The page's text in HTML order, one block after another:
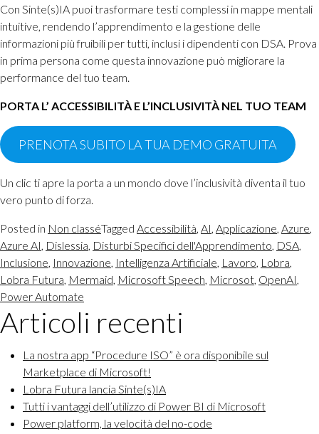
Con Sinte(s)IA puoi trasformare testi complessi in mappe mentali
intuitive, rendendo l’apprendimento e la gestione delle
informazioni più fruibili per tutti, inclusi i dipendenti con DSA. Prova
in prima persona come questa innovazione può migliorare la
performance del tuo team.
PORTA L’ ACCESSIBILITÀ E L’INCLUSIVITÀ NEL TUO TEAM
PRENOTA SUBITO LA TUA DEMO GRATUITA
Un clic ti apre la porta a un mondo dove l’inclusività diventa il tuo
vero punto di forza.
Posted in Non classéTagged Accessibilità, AI, Applicazione, Azure,
Azure AI, Dislessia, Disturbi Specifici dell'Apprendimento, DSA,
Inclusione, Innovazione, Intelligenza Artificiale, Lavoro, Lobra,
Lobra Futura, Mermaid, Microsoft Speech, Microsot, OpenAI,
Power Automate
Articoli recenti
La nostra app “Procedure ISO” è ora disponibile sul
Marketplace di Microsoft!
Lobra Futura lancia Sinte(s)IA
Tutti i vantaggi dell’utilizzo di Power BI di Microsoft
Power platform, la velocità del no-code